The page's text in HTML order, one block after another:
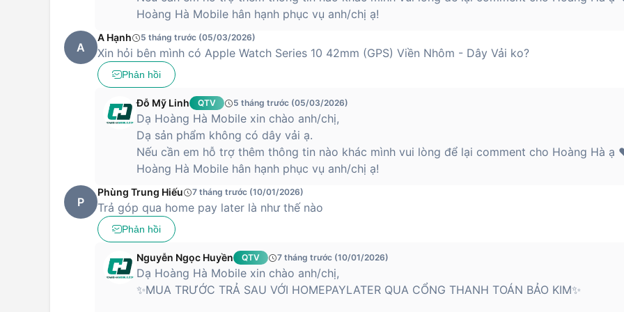
Hoàng Hà Mobile hân hạnh phục vụ anh/chị ạ!
A
A Hạnh 5 tháng trước (05/03/2026)
Xin hỏi bên mình có Apple Watch Series 10 42mm (GPS) Viền Nhôm - Dây Vải ko?
Phản hồi
Đỗ Mỹ Linh QTV 5 tháng trước (05/03/2026)
Dạ Hoàng Hà Mobile xin chào anh/chị,
Dạ sản phẩm không có dây vải ạ.
Nếu cần em hỗ trợ thêm thông tin nào khác mình vui lòng để lại comment cho Hoàng Hà ạ
Hoàng Hà Mobile hân hạnh phục vụ anh/chị ạ!
P
Phùng Trung Hiếu 7 tháng trước (10/01/2026)
Trả góp qua home pay later là như thế nào
Phản hồi
Nguyễn Ngọc Huyền QTV 7 tháng trước (10/01/2026)
Dạ Hoàng Hà Mobile xin chào anh/chị,
✨MUA TRƯỚC TRẢ SAU VỚI HOMEPAYLATER QUA CỔNG THANH TOÁN BẢO KIM✨